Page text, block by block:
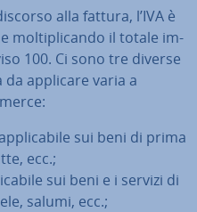
alla fattura, l’IVA è
mol­ti­pli­can­do il totale im­
100. Ci sono tre diverse
applicare varia a
sui beni di prima
ecc.;
sui beni e i servizi di
salumi, ecc.;